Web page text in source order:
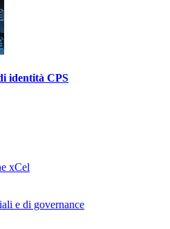
identità CPS
xCel
e di governance